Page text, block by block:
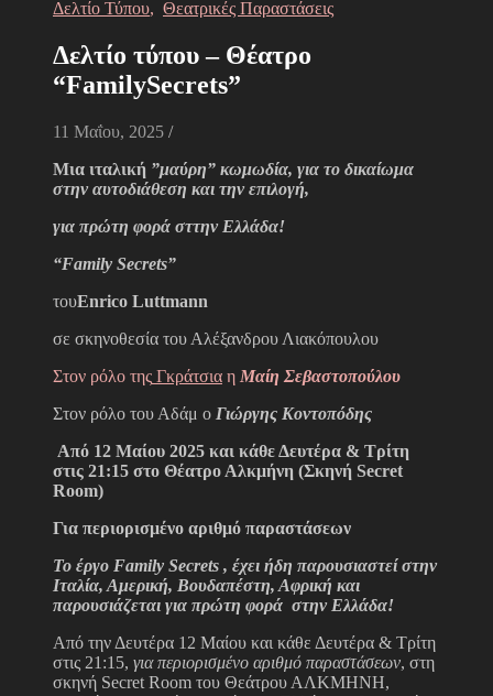
Δελτίο Τύπου, Θεατρικές Παραστάσεις
Δελτίο τύπου – Θέατρο
“FamilySecrets”
11 Μαΐου, 2025 /
Μια ιταλική ”μαύρη” κωμωδία, για το δικαίωμα
στην αυτοδιάθεση και την επιλογή,
για πρώτη φορά σττην Ελλάδα!
“Family Secrets”
τουEnrico Luttmann
σε σκηνοθεσία του Αλέξανδρου Λιακόπουλου
Στον ρόλο της Γκράτσια η Μαίη Σεβαστοπούλου
Στον ρόλο του Αδάμ ο Γιώργης Κοντοπόδης
Από 12 Μαίου 2025 και κάθε Δευτέρα & Τρίτη
στις 21:15 στο Θέατρο Αλκμήνη (Σκηνή Secret
Room)
Για περιορισμένο αριθμό παραστάσεων
Το έργο Family Secrets , έχει ήδη παρουσιαστεί στην
Ιταλία, Αμερική, Βουδαπέστη, Αφρική και
παρουσιάζεται για πρώτη φορά στην Ελλάδα!
Από την Δευτέρα 12 Μαίου και κάθε Δευτέρα & Τρίτη
στις 21:15, για περιορισμένο αριθμό παραστάσεων, στη
σκηνή Secret Room του Θεάτρου ΑΛΚΜΗΝΗ,